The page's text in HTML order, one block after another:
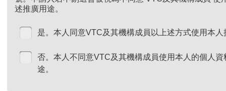
述推廣用途。
是。本人同意VTC及其機構成員以上述方式使用本
否。本人不同意VTC及其機構成員使用本人的個人
途。